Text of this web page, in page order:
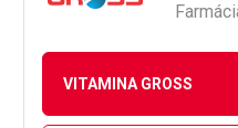
VITAMINA GROSS